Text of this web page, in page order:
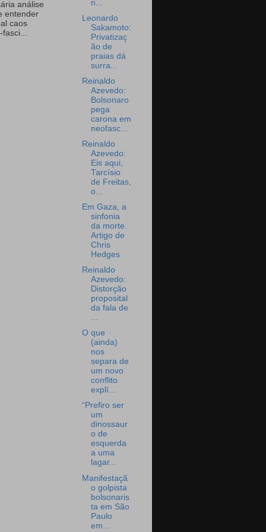
análise
entender
caos
n...
Leonardo
Sakamoto:
Privatizaç
ão de
praias dá
surra...
Reinaldo
Azevedo:
Bolsonaro
pega
carona em
neofasc...
Reinaldo
Azevedo:
Eis aqui,
Tarcísio
de Freitas,
o...
Em Gaza, a
sinfonia
da morte.
Artigo de
Chris
Hedges
Reinaldo
Azevedo:
Distorção
proposital
da fala de
...
O que
(ainda)
nos
separa de
um novo
conflito
explí...
“Prefiro ser
um
dinossaur
o de
esquerda
a uma
lagar...
Manifestaçã
o golpista
bolsonaris
ta em São
Paulo
em...